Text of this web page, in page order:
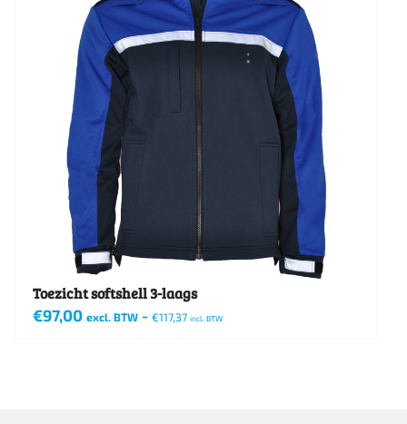
Toezicht softshell 3-laags
€97,00 excl. BTW - €117,37 incl. BTW